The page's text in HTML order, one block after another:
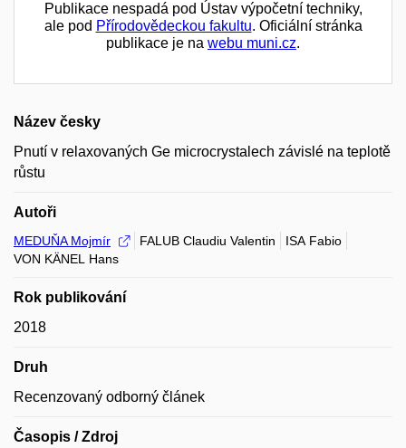
Publikace nespadá pod Ústav výpočetní techniky,
ale pod Přírodovědeckou fakultu. Oficiální stránka
publikace je na webu muni.cz.
Název česky
Pnutí v relaxovaných Ge microcrystalech závislé na teplotě
růstu
Autoři
MEDUŇA Mojmír FALUB Claudiu Valentin
ISA Fabio
VON KÄNEL Hans
Rok publikování
2018
Druh
Recenzovaný odborný článek
Časopis / Zdroj